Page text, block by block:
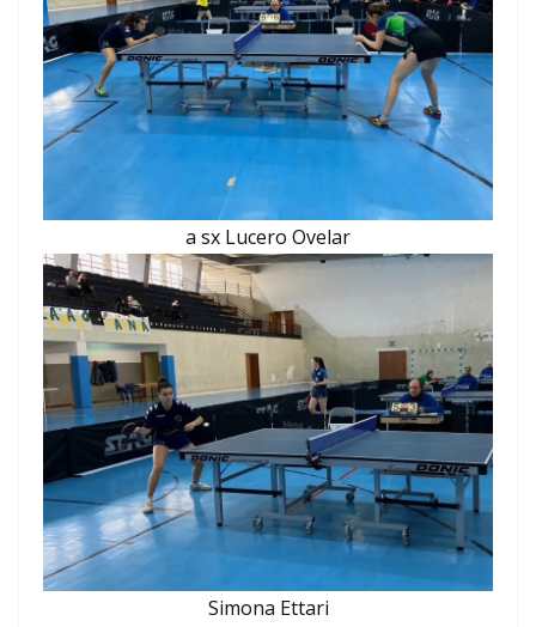
a sx Lucero Ovelar
Simona Ettari